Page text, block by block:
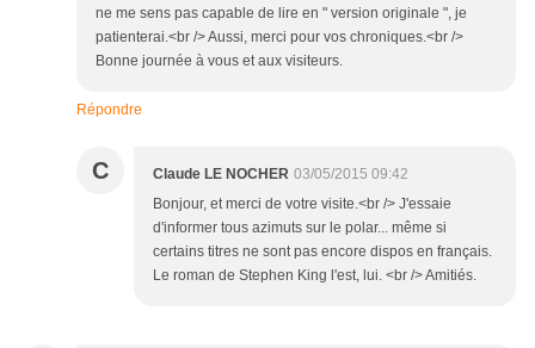
ne me sens pas capable de lire en " version originale ", je
patienterai.<br /> Aussi, merci pour vos chroniques.<br />
Bonne journée à vous et aux visiteurs.
Répondre
C Claude LE NOCHER 03/05/2015 09:42
Bonjour, et merci de votre visite.<br /> J'essaie
d'informer tous azimuts sur le polar... même si
certains titres ne sont pas encore dispos en français.
Le roman de Stephen King l'est, lui. <br /> Amitiés.